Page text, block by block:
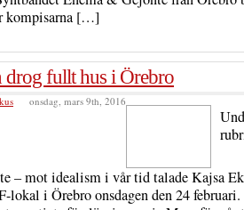
kompisarna […]
drog fullt hus i Örebro
onsdag, mars 9th, 2016
– mot idealism i vår tid talade Kajsa
i Örebro onsdagen den 24 februari.